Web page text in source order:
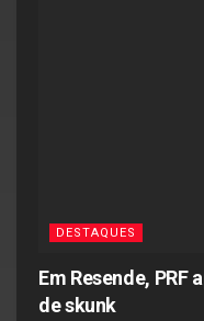
DESTAQUES
Em Resende, PRF
de skunk